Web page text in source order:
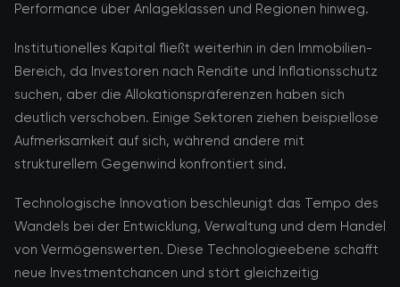
Performance über Anlageklassen und Regionen hinweg.
Institutionelles Kapital fließt weiterhin in den Immobilien-
Bereich, da Investoren nach Rendite und Inflationsschutz
suchen, aber die Allokationspräferenzen haben sich
deutlich verschoben. Einige Sektoren ziehen beispiellose
Aufmerksamkeit auf sich, während andere mit
strukturellem Gegenwind konfrontiert sind.
Technologische Innovation beschleunigt das Tempo des
Wandels bei der Entwicklung, Verwaltung und dem Handel
von Vermögenswerten. Diese Technologieebene schafft
neue Investmentchancen und stört gleichzeitig